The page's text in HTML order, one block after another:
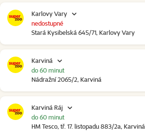
Karlovy Vary
Stará Kysibelská 645/71, Karlovy Vary
nedostupné
Karviná
Nádražní 2065/2, Karviná
do 60 minut
Karviná Ráj
HM Tesco, tř. 17. listopadu 883/2a, Karviná
do 60 minut